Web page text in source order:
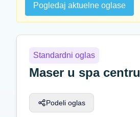
Pogledaj aktuelne oglase
Standardni oglas
Maser u spa centru
Podeli oglas